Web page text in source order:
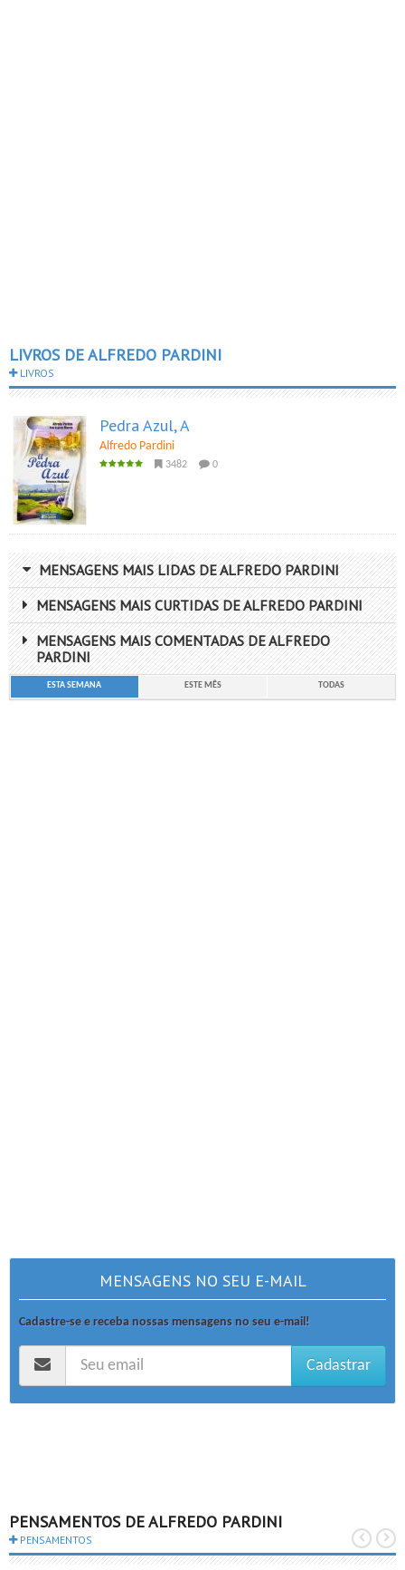
LIVROS DE ALFREDO PARDINI
LIVROS
Pedra Azul, A
Alfredo Pardini
3482 0
MENSAGENS MAIS LIDAS DE ALFREDO PARDINI
MENSAGENS MAIS CURTIDAS DE ALFREDO PARDINI
MENSAGENS MAIS COMENTADAS DE ALFREDO
PARDINI
ESTA SEMANA ESTE MÊS TODAS
MENSAGENS NO SEU E-MAIL
Cadastre-se e receba nossas mensagens no seu e-mail!
Cadastrar
PENSAMENTOS DE ALFREDO PARDINI
PENSAMENTOS